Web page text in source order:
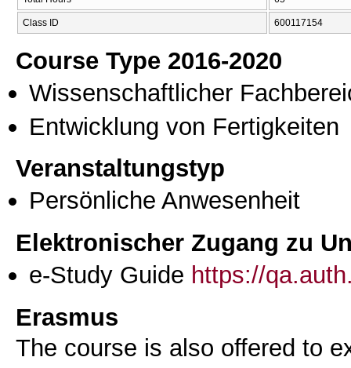
Class ID 600117154
Course Type 2016-2020
Wissenschaftlicher
Entwicklung von Fertigkeiten
Veranstaltungstyp
Persönliche Anwesenheit
Elektronischer Zugang zu
e-Study Guide https://
Erasmus
The course is also offered to